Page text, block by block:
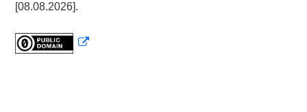
[08.08.2026].